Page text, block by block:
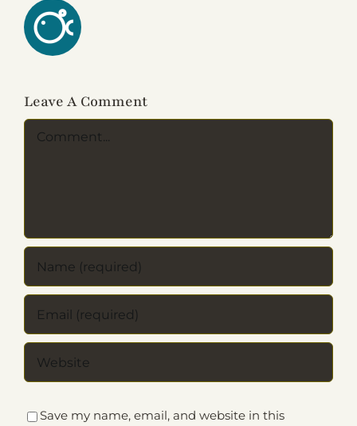
Leave A Comment
Comment
Save my name, email, and website in this